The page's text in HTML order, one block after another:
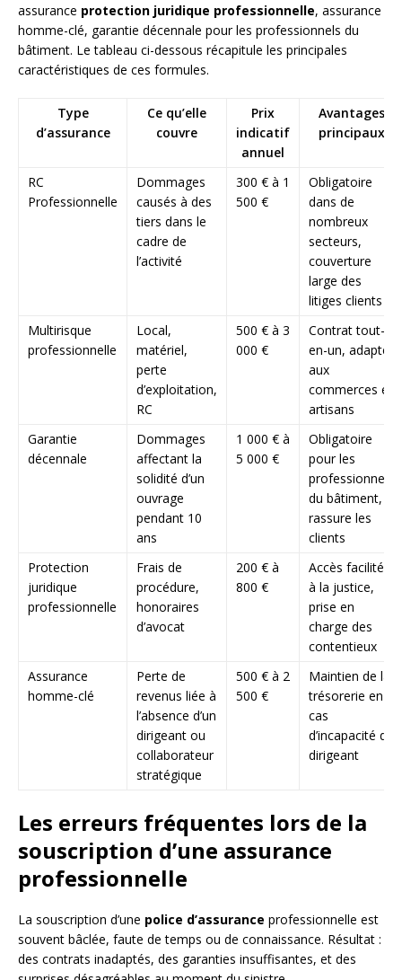
assurance protection juridique professionnelle, assurance
homme-clé, garantie décennale pour les professionnels du
bâtiment. Le tableau ci-dessous récapitule les principales
caractéristiques de ces formules.
Type
d’assurance
Ce qu’elle
couvre
Prix
indicatif
annuel
Avantages
principaux
RC
Professionnelle
Dommages
causés à des
tiers dans le
cadre de
l’activité
300 € à 1
500 €
Obligatoire
dans de
nombreux
secteurs,
couverture
large des
litiges clients
Multirisque
professionnelle
Local,
matériel,
perte
d’exploitation,
RC
500 € à 3
000 €
Contrat tout-
en-un, adapté
aux
commerces et
artisans
Garantie
décennale
Dommages
affectant la
solidité d’un
ouvrage
pendant 10
ans
1 000 € à
5 000 €
Obligatoire
pour les
professionnels
du bâtiment,
rassure les
clients
Protection
juridique
professionnelle
Frais de
procédure,
honoraires
d’avocat
200 € à
800 €
Accès facilité
à la justice,
prise en
charge des
contentieux
Assurance
homme-clé
Perte de
revenus liée à
l’absence d’un
dirigeant ou
collaborateur
stratégique
500 € à 2
500 €
Maintien de la
trésorerie en
cas
d’incapacité du
dirigeant
Les erreurs fréquentes lors de la
souscription d’une assurance
professionnelle
La souscription d’une police d’assurance professionnelle est
souvent bâclée, faute de temps ou de connaissance. Résultat :
des contrats inadaptés, des garanties insuffisantes, et des